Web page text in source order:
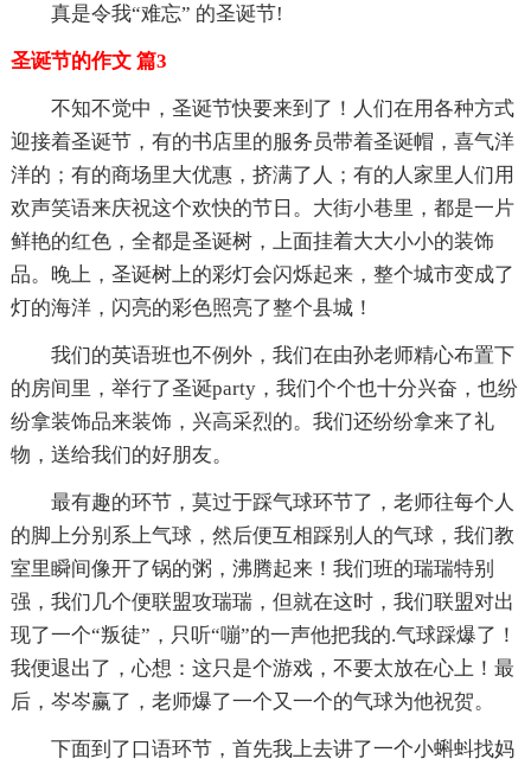
真是令我“难忘” 的圣诞节!
圣诞节的作文 篇3
不知不觉中，圣诞节快要来到了！人们在用各种方式
迎接着圣诞节，有的书店里的服务员带着圣诞帽，喜气洋
洋的；有的商场里大优惠，挤满了人；有的人家里人们用
欢声笑语来庆祝这个欢快的节日。大街小巷里，都是一片
鲜艳的红色，全都是圣诞树，上面挂着大大小小的装饰
品。晚上，圣诞树上的彩灯会闪烁起来，整个城市变成了
灯的海洋，闪亮的彩色照亮了整个县城！
我们的英语班也不例外，我们在由孙老师精心布置下
的房间里，举行了圣诞party，我们个个也十分兴奋，也纷
纷拿装饰品来装饰，兴高采烈的。我们还纷纷拿来了礼
物，送给我们的好朋友。
最有趣的环节，莫过于踩气球环节了，老师往每个人
的脚上分别系上气球，然后便互相踩别人的气球，我们教
室里瞬间像开了锅的粥，沸腾起来！我们班的瑞瑞特别
强，我们几个便联盟攻瑞瑞，但就在这时，我们联盟对出
现了一个“叛徒”，只听“嘣”的一声他把我的.气球踩爆了！
我便退出了，心想：这只是个游戏，不要太放在心上！最
后，岑岑赢了，老师爆了一个又一个的气球为他祝贺。
下面到了口语环节，首先我上去讲了一个小蝌蚪找妈